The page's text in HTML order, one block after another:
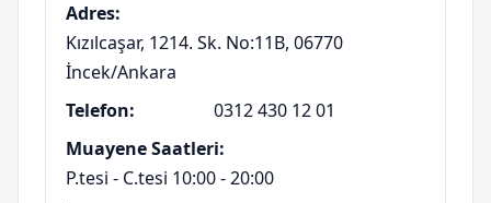
Adres:
Kızılcaşar, 1214. Sk. No:11B, 06770
İncek/Ankara
Telefon:
0312 430 12 01
Muayene Saatleri:
P.tesi - C.tesi 10:00 - 20:00